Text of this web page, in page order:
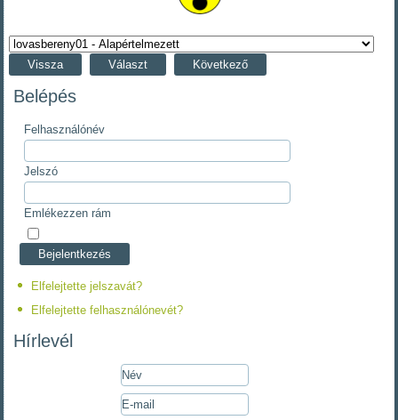
Vissza Választ Következő
Belépés
Felhasználónév
Jelszó
Emlékezzen rám
Elfelejtette jelszavát?
Elfelejtette felhasználónevét?
Hírlevél